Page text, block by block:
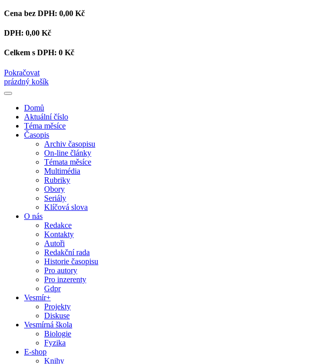
Cena bez DPH: 0,00 Kč
DPH: 0,00 Kč
Celkem s DPH: 0 Kč
Pokračovat
prázdný košík
Domů
Aktuální číslo
Téma měsíce
Časopis
Archiv časopisu
On-line články
Témata měsíce
Multimédia
Rubriky
Obory
Seriály
Klíčová slova
O nás
Redakce
Kontakty
Autoři
Redakční rada
Historie časopisu
Pro autory
Pro inzerenty
Gdpr
Vesmír+
Projekty
Diskuse
Vesmírná škola
Biologie
Fyzika
E-shop
Knihy